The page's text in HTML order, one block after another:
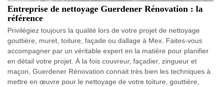
Entreprise de nettoyage Guerdener Rénovation : la
référence
Privilégiez toujours la qualité lors de votre projet de nettoyage
gouttière, muret, toiture, façade ou dallage à Mex. Faites-vous
accompagner par un véritable expert en la matière pour planifier
en détail votre projet. À la fois couvreur, façadier, zingueur et
maçon, Guerdener Rénovation connait très bien les techniques à
mettre en œuvre pour le nettoyage de votre toiture, gouttière,